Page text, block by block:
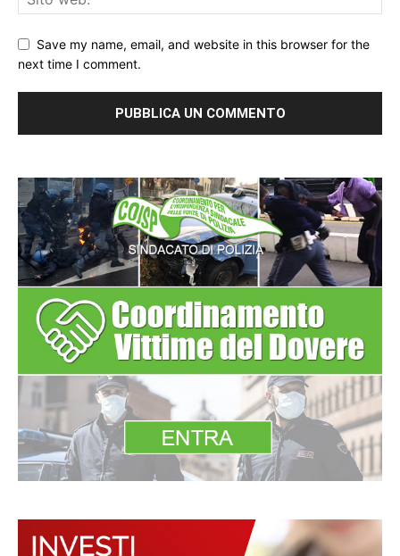
Save my name, email, and website in this browser for the
next time I comment.